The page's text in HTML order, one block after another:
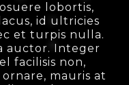
lobortis,
id ultricies
et turpis nulla.
auctor. Integer
facilisis non,
mauris at